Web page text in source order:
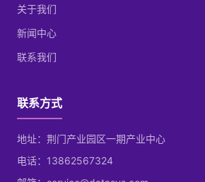
关于我们
新闻中心
联系我们
联系方式
地址：荆门产业园区一期产业中心
电话：13862567324